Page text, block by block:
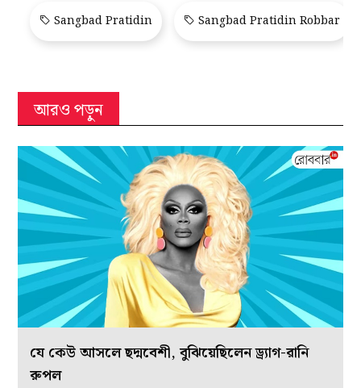
Sangbad Pratidin Sangbad Pratidin Robbar
আরও পড়ুন
যে কেউ আসলে ছদ্মবেশী, বুঝিয়েছিলেন ড্র্যাগ-রানি
রুপল